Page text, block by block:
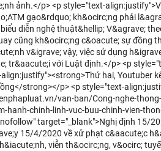
ảnh.</p> <p style="text-
gạo&rdquo; kh&ocirc;ng phải
diễn nghệ thuật&hellip; V&agrave;
cũng kh&ocirc;ng c&oacute; sự đồng
v&igrave; vậy, việc sử dụng
tr&aacute;i với Luật định.</p> <p
hai, Youtuber
strong></p> <p style="text-
van-ban/Cong-nghe-
hanh-chinh-linh-vuc-buu-chinh-vien-
target="_blank">Nghị định 15/
15/4/2020 về xử phạt c&aacute;c
viễn th&ocirc;ng, v&ocirc;